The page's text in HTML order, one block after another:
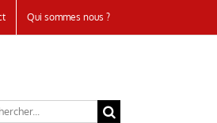
Qui sommes nous ?